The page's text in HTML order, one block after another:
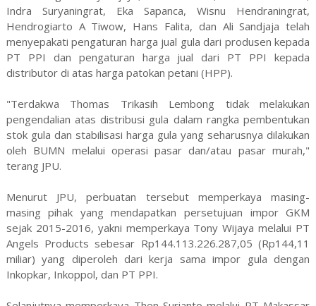
Indra Suryaningrat, Eka Sapanca, Wisnu Hendraningrat,
Hendrogiarto A Tiwow, Hans Falita, dan Ali Sandjaja telah
menyepakati pengaturan harga jual gula dari produsen kepada
PT PPI dan pengaturan harga jual dari PT PPI kepada
distributor di atas harga patokan petani (HPP).
"Terdakwa Thomas Trikasih Lembong tidak melakukan
pengendalian atas distribusi gula dalam rangka pembentukan
stok gula dan stabilisasi harga gula yang seharusnya dilakukan
oleh BUMN melalui operasi pasar dan/atau pasar murah,"
terang JPU.
Menurut JPU, perbuatan tersebut memperkaya masing-
masing pihak yang mendapatkan persetujuan impor GKM
sejak 2015-2016, yakni memperkaya Tony Wijaya melalui PT
Angels Products sebesar Rp144.113.226.287,05 (Rp144,11
miliar) yang diperoleh dari kerja sama impor gula dengan
Inkopkar, Inkoppol, dan PT PPI.